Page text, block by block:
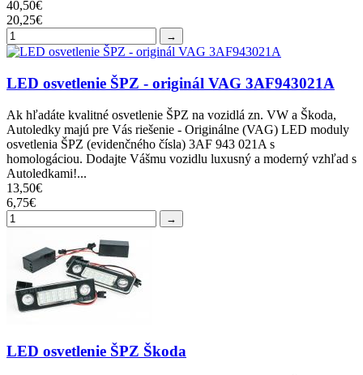
40,50€
20,25€
→
LED osvetlenie ŠPZ - originál VAG 3AF943021A
Ak hľadáte kvalitné osvetlenie ŠPZ na vozidlá zn. VW a Škoda,
Autoledky majú pre Vás riešenie - Originálne (VAG) LED moduly
osvetlenia ŠPZ (evidenčného čísla) 3AF 943 021A s
homologáciou. Dodajte Vášmu vozidlu luxusný a moderný vzhľad s
Autoledkami!...
13,50€
6,75€
→
LED osvetlenie ŠPZ Škoda